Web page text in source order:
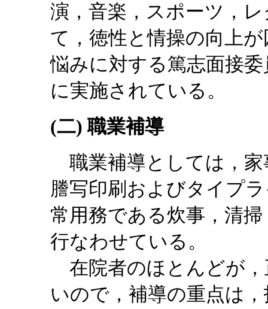
演，音楽，スポーツ，
て，徳性と情操の向上
悩みに対する篤志面接
に実施されている。
(二) 職業補導
職業補導としては，家
謄写印刷およびタイプ
常用務である炊事，清
行なわせている。
在院者のほとんどが，
いので，補導の重点は